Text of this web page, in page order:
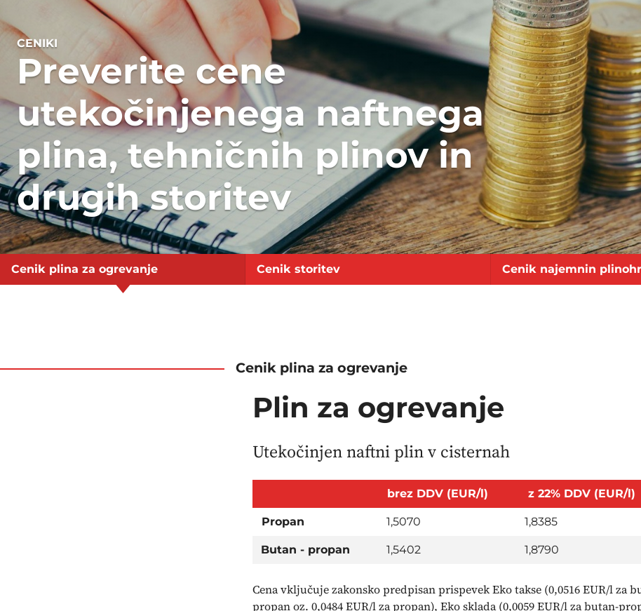
CENIKI
Preverite cene
utekočinjenega naftnega
plina, tehničnih plinov in
drugih storitev
Cenik plina za ogrevanje Cenik storitev Cenik najemnin
Cenik plina za ogrevanje
Plin za ogrevanje
Utekočinjen naftni plin v cisternah
brez DDV (EUR/l) z 22% DDV (EUR/l)
Propan 1,5070 1,8385
Butan - propan 1,5402 1,8790
Cena vključuje zakonsko predpisan prispevek Eko takse (0,0516 EUR/l za
propan oz. 0,0484 EUR/l za propan), Eko sklada (0,0059 EUR/l za butan-